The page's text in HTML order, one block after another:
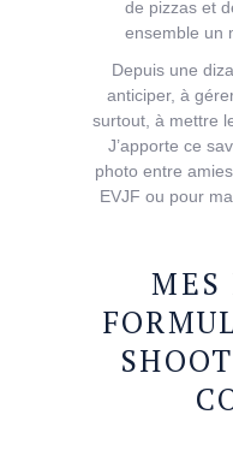
de pizzas et
ensemble un
Depuis une
anticiper, à
surtout, à mettre
J’apporte ce
photo entre
EVJF ou pour
MES